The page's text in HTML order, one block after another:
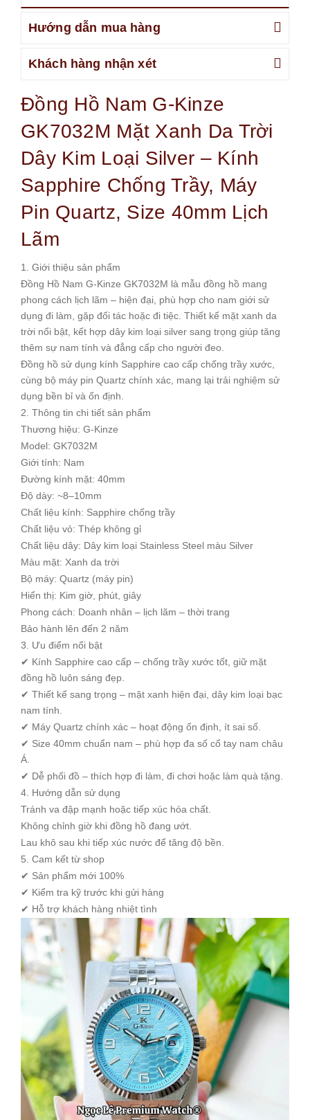
Hướng dẫn mua hàng
Khách hàng nhận xét
Đồng Hồ Nam G-Kinze
GK7032M Mặt Xanh Da Trời
Dây Kim Loại Silver – Kính
Sapphire Chống Trầy, Máy
Pin Quartz, Size 40mm Lịch
Lãm
1. Giới thiệu sản phẩm
Đồng Hồ Nam G-Kinze GK7032M là mẫu đồng hồ mang
phong cách lịch lãm – hiện đại, phù hợp cho nam giới sử
dụng đi làm, gặp đối tác hoặc đi tiệc. Thiết kế mặt xanh da
trời nổi bật, kết hợp dây kim loại silver sang trọng giúp tăng
thêm sự nam tính và đẳng cấp cho người đeo.
Đồng hồ sử dụng kính Sapphire cao cấp chống trầy xước,
cùng bộ máy pin Quartz chính xác, mang lại trải nghiệm sử
dụng bền bỉ và ổn định.
2. Thông tin chi tiết sản phẩm
Thương hiệu: G-Kinze
Model: GK7032M
Giới tính: Nam
Đường kính mặt: 40mm
Độ dày: ~8–10mm
Chất liệu kính: Sapphire chống trầy
Chất liệu vỏ: Thép không gỉ
Chất liệu dây: Dây kim loại Stainless Steel màu Silver
Màu mặt: Xanh da trời
Bộ máy: Quartz (máy pin)
Hiển thị: Kim giờ, phút, giây
Phong cách: Doanh nhân – lịch lãm – thời trang
Bảo hành lên đến 2 năm
3. Ưu điểm nổi bật
✔ Kính Sapphire cao cấp – chống trầy xước tốt, giữ mặt
đồng hồ luôn sáng đẹp.
✔ Thiết kế sang trọng – mặt xanh hiện đại, dây kim loại bạc
nam tính.
✔ Máy Quartz chính xác – hoạt động ổn định, ít sai số.
✔ Size 40mm chuẩn nam – phù hợp đa số cổ tay nam châu
Á.
✔ Dễ phối đồ – thích hợp đi làm, đi chơi hoặc làm quà tặng.
4. Hướng dẫn sử dụng
Tránh va đập mạnh hoặc tiếp xúc hóa chất.
Không chỉnh giờ khi đồng hồ đang ướt.
Lau khô sau khi tiếp xúc nước để tăng độ bền.
5. Cam kết từ shop
✔ Sản phẩm mới 100%
✔ Kiểm tra kỹ trước khi gửi hàng
✔ Hỗ trợ khách hàng nhiệt tình